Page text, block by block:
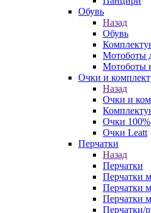
Обувь
Назад
Обувь
Мотоботы
Мотоботы
Очки и
Назад
Очки и
Очки 100%
Очки Leatt
Перчатки
Назад
Перчатки
Перчатки
Перчатки
Перчатки
Перчатки/